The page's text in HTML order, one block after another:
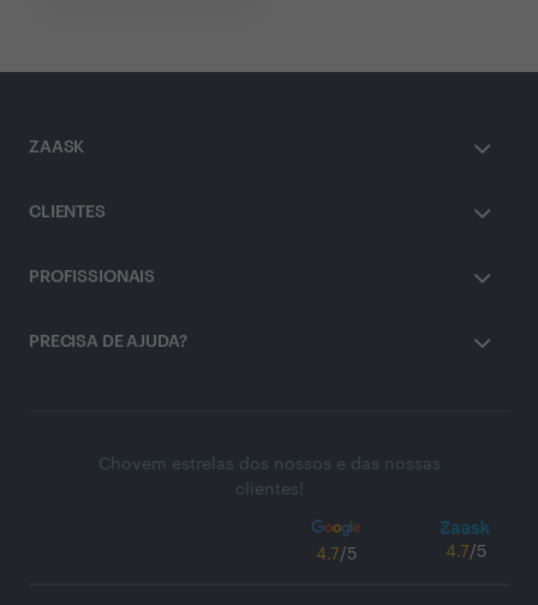
ZAASK
CLIENTES
PROFISSIONAIS
PRECISA DE AJUDA?
Chovem estrelas dos nossos e das nossas
clientes!
4.7/5 4.7/5